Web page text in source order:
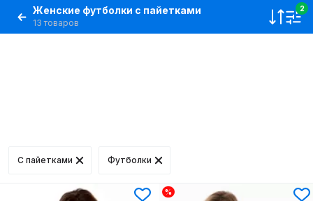
Женские футболки с пайетками
13 товаров
2
C пайетками Футболки
%